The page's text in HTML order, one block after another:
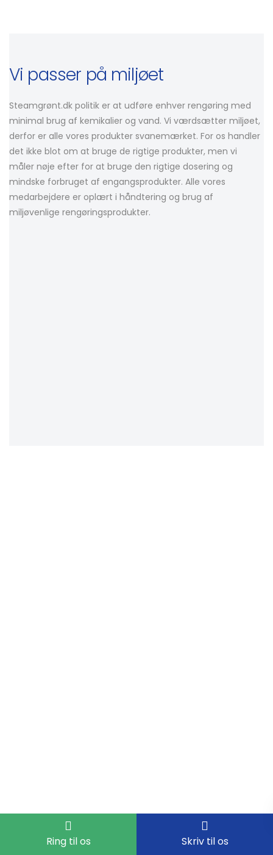
Vi passer på miljøet
Steamgrønt.dk politik er at udføre enhver rengøring med
minimal brug af kemikalier og vand. Vi værdsætter miljøet,
derfor er alle vores produkter svanemærket. For os handler
det ikke blot om at bruge de rigtige produkter, men vi
måler nøje efter for at bruge den rigtige dosering og
mindske forbruget af engangsprodukter. Alle vores
medarbejdere er oplært i håndtering og brug af
miljøvenlige rengøringsprodukter.
Ring til os Skriv til os